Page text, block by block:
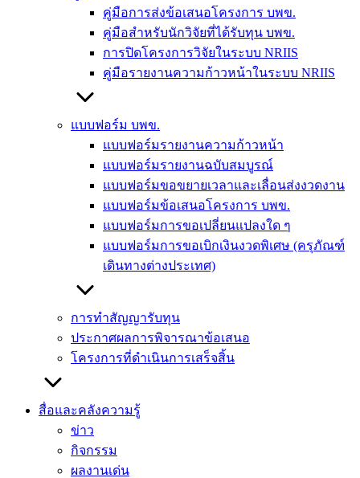
คู่มือการส่งข้อเสนอโครงการ บพข.
คู่มือสำหรับนักวิจัยที่ได้รับทุน บพข.
การปิดโครงการวิจัยในระบบ NRIIS
คู่มือรายงานความก้าวหน้าในระบบ NRIIS
แบบฟอร์ม บพข.
แบบฟอร์มรายงานความก้าวหน้า
แบบฟอร์มรายงานฉบับสมบูรณ์
แบบฟอร์มขอขยายเวลาและเลื่อนส่งงวดงาน
แบบฟอร์มข้อเสนอโครงการ บพข.
แบบฟอร์มการขอเปลี่ยนแปลงใด ๆ
แบบฟอร์มการขอเบิกเงินงวดพิเศษ (ครุภัณฑ์
เดินทางต่างประเทศ)
การทำสัญญารับทุน
ประกาศผลการพิจารณาข้อเสนอ
โครงการที่ดำเนินการเสร็จสิ้น
สื่อและคลังความรู้
ข่าว
กิจกรรม
ผลงานเด่น